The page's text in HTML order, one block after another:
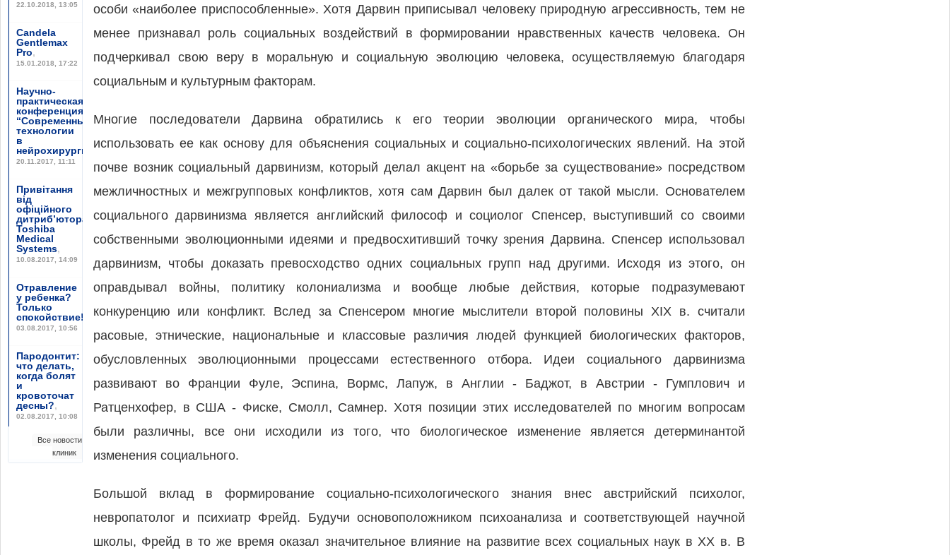
22.10.2018, 13:05
Candela
Gentlemax
Pro,
15.01.2018, 17:22
Научно-
практическая
конференция
“Современные
технологии
в
нейрохирургии”,
20.11.2017, 11:11
Привітання
від
офіційного
дитриб’ютора
Toshiba
Medical
Systems,
10.08.2017, 14:09
Отравление
у ребенка?
Только
спокойствие!
03.08.2017, 10:56
Пародонтит:
что делать,
когда болят
и
кровоточат
десны?,
02.08.2017, 10:08
Все новости
клиник
особи «наиболее приспособленные». Хотя Дарвин приписывал человеку природную агрессивность, тем не
менее признавал роль социальных воздействий в формировании нравственных качеств человека. Он
подчеркивал свою веру в моральную и социальную эволюцию человека, осуществляемую благодаря
социальным и культурным факторам.
Многие последователи Дарвина обратились к его теории эволюции органического мира, чтобы
использовать ее как основу для объяснения социальных и социально-психологических явлений. На этой
почве возник социальный дарвинизм, который делал акцент на «борьбе за существование» посредством
межличностных и межгрупповых конфликтов, хотя сам Дарвин был далек от такой мысли. Основателем
социального дарвинизма является английский философ и социолог Спенсер, выступивший со своими
собственными эволюционными идеями и предвосхитивший точку зрения Дарвина. Спенсер использовал
дарвинизм, чтобы доказать превосходство одних социальных групп над другими. Исходя из этого, он
оправдывал войны, политику колониализма и вообще любые действия, которые подразумевают
конкуренцию или конфликт. Вслед за Спенсером многие мыслители второй половины XIX в. считали
расовые, этнические, национальные и классовые различия людей функцией биологических факторов,
обусловленных эволюционными процессами естественного отбора. Идеи социального дарвинизма
развивают во Франции Фуле, Эспина, Вормс, Лапуж, в Англии - Баджот, в Австрии - Гумплович и
Ратценхофер, в США - Фиске, Смолл, Самнер. Хотя позиции этих исследователей по многим вопросам
были различны, все они исходили из того, что биологическое изменение является детерминантой
изменения социального.
Большой вклад в формирование социально-психологического знания внес австрийский психолог,
невропатолог и психиатр Фрейд. Будучи основоположником психоанализа и соответствующей научной
школы, Фрейд в то же время оказал значительное влияние на развитие всех социальных наук в XX в. В